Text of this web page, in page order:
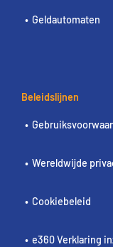
Geldautomaten
Beleidslijnen
Wereldwijde
Cookiebeleid
e360 Verklaring